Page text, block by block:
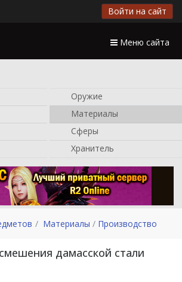
Войти на сайт
Меню сайта
Оружие
Материалы
Сферы
Хранитель
Материалы Производство
дамасской стали